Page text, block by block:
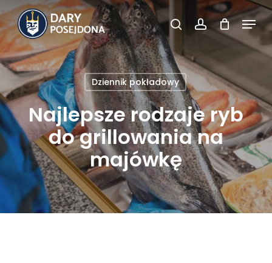
Skip
to
main
content
searchaccount
Menu
Dziennik pokładowy
Najlepsze rodzaje ryb
do grillowania na
majówkę
Close
Menu